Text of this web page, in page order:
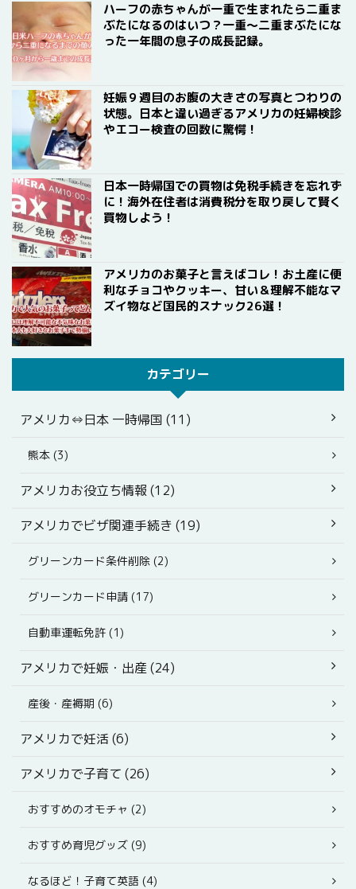
ハーフの赤ちゃんが一重で生まれたら二重ま
ぶたになるのはいつ？一重〜二重まぶたにな
った一年間の息子の成長記録。
妊娠９週目のお腹の大きさの写真とつわりの
状態。日本と違い過ぎるアメリカの妊婦検診
やエコー検査の回数に驚愕！
日本一時帰国での買物は免税手続きを忘れず
に！海外在住者は消費税分を取り戻して賢く
買物しよう！
アメリカのお菓子と言えばコレ！お土産に便
利なチョコやクッキー、甘い＆理解不能なマ
ズイ物など国民的スナック26選！
カテゴリー
アメリカ⇔日本 一時帰国 (11)
熊本 (3)
アメリカお役立ち情報 (12)
アメリカでビザ関連手続き (19)
グリーンカード条件削除 (2)
グリーンカード申請 (17)
自動車運転免許 (1)
アメリカで妊娠・出産 (24)
産後・産褥期 (6)
アメリカで妊活 (6)
アメリカで子育て (26)
おすすめのオモチャ (2)
おすすめ育児グッズ (9)
なるほど！子育て英語 (4)